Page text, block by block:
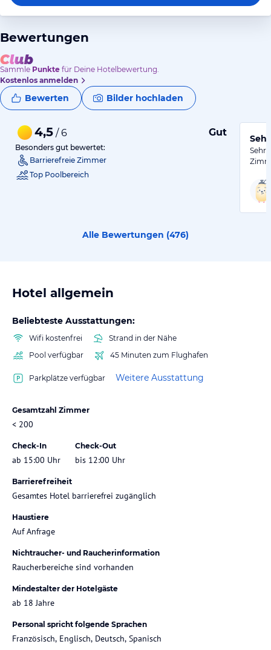
Bewertungen
Sammle Punkte für Deine Hotelbewertung.
Kostenlos anmelden
Bewerten Bilder hochladen
4,5 / 6 Gut
Besonders gut bewertet:
Barrierefreie Zimmer
Top Poolbereich
Sehr
Alle Bewertungen (476)
Hotel allgemein
Beliebteste Ausstattungen:
Wifi kostenfrei
Strand in der Nähe
Pool verfügbar
45 Minuten zum Flughafen
Parkplätze verfügbar Weitere Ausstattung
Gesamtzahl Zimmer
< 200
Check-In
ab 15:00 Uhr
Check-Out
bis 12:00 Uhr
Barrierefreiheit
Gesamtes Hotel barrierefrei zugänglich
Haustiere
Auf Anfrage
Nichtraucher- und Raucherinformation
Raucherbereiche sind vorhanden
Mindestalter der Hotelgäste
ab 18 Jahre
Personal spricht folgende Sprachen
Französisch, Englisch, Deutsch, Spanisch